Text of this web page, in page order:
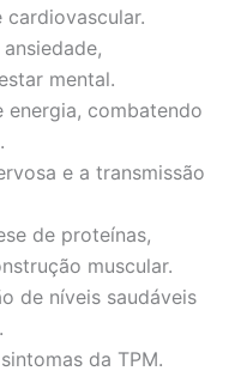
cardiovascular.
mental.
energia, combatendo
e a transmissão
de proteínas,
muscular.
de níveis saudáveis
da TPM.